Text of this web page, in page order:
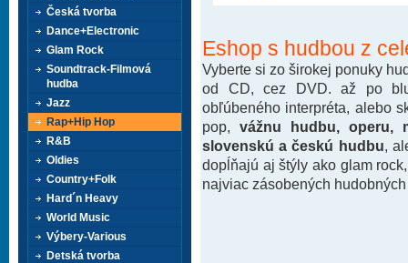
Eshop s hudbou z
Vyberte si zo širokej ponuky
od CD, cez DVD. až po
obľúbeného interpréta, alebo
pop, vážnu hudbu, operu,
slovenskú a českú hudbu ,
dopĺňajú aj štýly ako glam
najviac zásobených
Česká tvorba
Dance+Electronic
Glam Rock
Soundtrack-Filmová
hudba
Jazz
Rap+Hip Hop
R&B
Oldies
Country+Folk
Hard´n Heavy
World Music
Výbery-Various
Detská tvorba